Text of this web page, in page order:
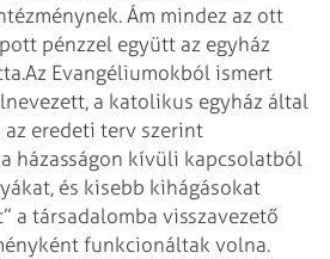
Ám mindez az ott
pénzzel együtt az egyház
Az Evangéliumokból ismert
a katolikus egyház által
eredeti terv szerint
házasságon kívüli kapcsolatból
és kisebb kihágásokat
a társadalomba visszavezető
funkcionáltak volna.